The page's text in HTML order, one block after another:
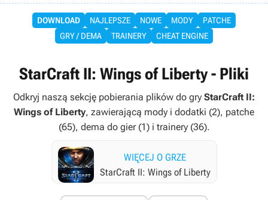
DOWNLOAD NAJLEPSZE NOWE MODY
PATCHE
GRY / DEMA
TRAINERY CHEAT ENGINE
StarCraft II: Wings of Liberty - Pliki
Odkryj naszą sekcję pobierania plików do gry StarCraft II:
Wings of Liberty, zawierającą mody i dodatki (2), patche
(65), dema do gier (1) i trainery (36).
WIĘCEJ O GRZE
StarCraft II: Wings of Liberty